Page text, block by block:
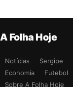
A Folha Hoje
Notícias Sergipe
Economia
Futebol
Sobre A Folha Hoje